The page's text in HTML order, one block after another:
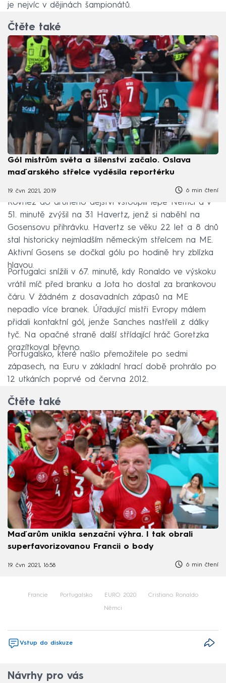
je nejvíc v dějinách šampionátů.
Čtěte také
Gól mistrům světa a šílenství začalo. Oslava
maďarského střelce vyděsila reportérku
19. čvn 2021, 20:19 6 min čtení
Rovněž do druhého dějství vstoupili lépe Němci a v
51. minutě zvýšil na 3:1 Havertz, jenž si naběhl na
Gosensovu přihrávku. Havertz se věku 22 let a 8 dnů
stal historicky nejmladším německým střelcem na ME.
Aktivní Gosens se dočkal gólu po hodině hry zblízka
hlavou.
Portugalci snížili v 67. minutě, kdy Ronaldo ve výskoku
vrátil míč před branku a Jota ho dostal za brankovou
čáru. V žádném z dosavadních zápasů na ME
nepadlo více branek. Úřadující mistři Evropy málem
přidali kontaktní gól, jenže Sanches nastřelil z dálky
tyč. Na opačné straně další střídající hráč Goretzka
orazítkoval břevno.
Portugalsko, které našlo přemožitele po sedmi
zápasech, na Euru v základní hrací době prohrálo po
12 utkáních poprvé od června 2012.
Čtěte také
Maďarům unikla senzační výhra. I tak obrali
superfavorizovanou Francii o body
19. čvn 2021, 16:58 6 min čtení
Francie Portugalsko EURO 2020 Cristiano Ronaldo
Němci
Vstup do diskuze
Návrhy pro vás